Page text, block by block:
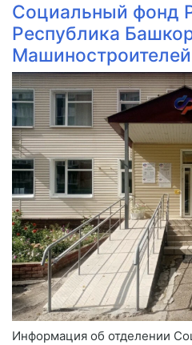
Социальный фонд
Республика
Машиностроителей
Информация об отделении